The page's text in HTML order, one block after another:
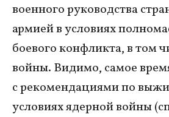
военного руководства
армией в условиях
боевого конфликта, в том
войны. Видимо, самое
с рекомендациями по
условиях ядерной войны